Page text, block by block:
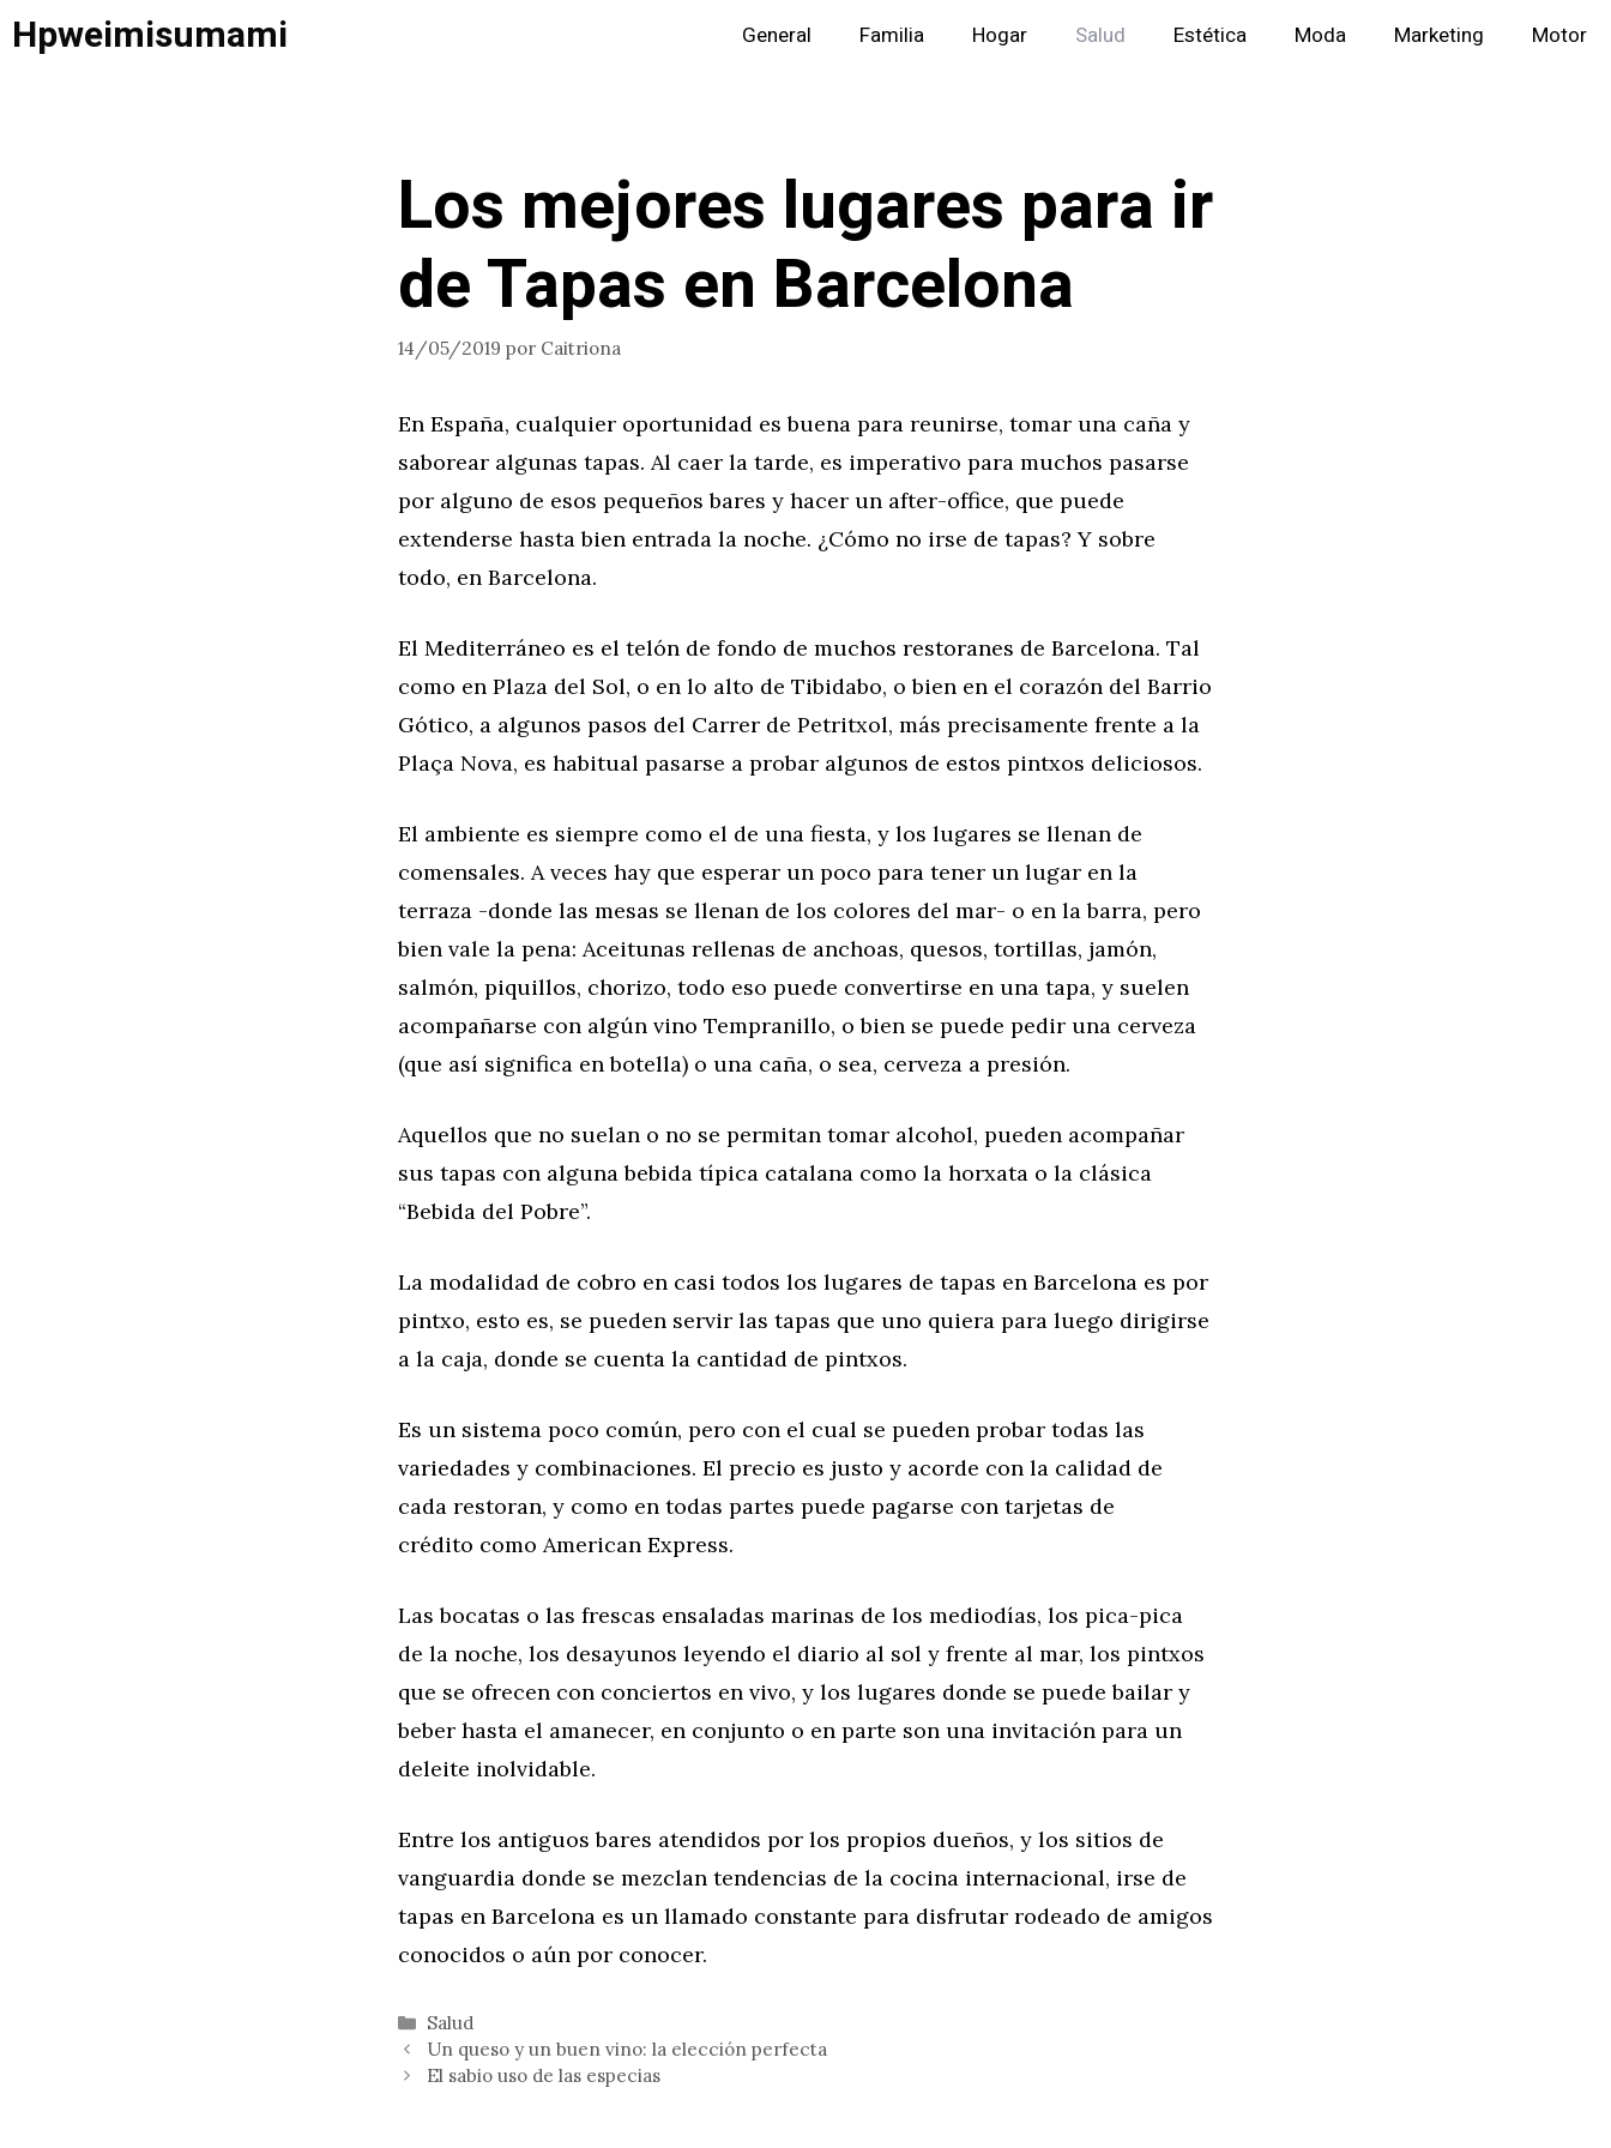
Saltar
alHpweimisumami General Familia Hogar Salud Estética Moda Marketing Motor
Los mejores lugares para ir
de Tapas en Barcelona
14/05/2019 por Caitriona
En España, cualquier oportunidad es buena para reunirse, tomar una caña y
saborear algunas tapas. Al caer la tarde, es imperativo para muchos pasarse
por alguno de esos pequeños bares y hacer un after-office, que puede
extenderse hasta bien entrada la noche. ¿Cómo no irse de tapas? Y sobre
todo, en Barcelona.
El Mediterráneo es el telón de fondo de muchos restoranes de Barcelona. Tal
como en Plaza del Sol, o en lo alto de Tibidabo, o bien en el corazón del Barrio
Gótico, a algunos pasos del Carrer de Petritxol, más precisamente frente a la
Plaça Nova, es habitual pasarse a probar algunos de estos pintxos deliciosos.
El ambiente es siempre como el de una fiesta, y los lugares se llenan de
comensales. A veces hay que esperar un poco para tener un lugar en la
terraza -donde las mesas se llenan de los colores del mar- o en la barra, pero
bien vale la pena: Aceitunas rellenas de anchoas, quesos, tortillas, jamón,
salmón, piquillos, chorizo, todo eso puede convertirse en una tapa, y suelen
acompañarse con algún vino Tempranillo, o bien se puede pedir una cerveza
(que así significa en botella) o una caña, o sea, cerveza a presión.
Aquellos que no suelan o no se permitan tomar alcohol, pueden acompañar
sus tapas con alguna bebida típica catalana como la horxata o la clásica
“Bebida del Pobre”.
La modalidad de cobro en casi todos los lugares de tapas en Barcelona es por
pintxo, esto es, se pueden servir las tapas que uno quiera para luego dirigirse
a la caja, donde se cuenta la cantidad de pintxos.
Es un sistema poco común, pero con el cual se pueden probar todas las
variedades y combinaciones. El precio es justo y acorde con la calidad de
cada restoran, y como en todas partes puede pagarse con tarjetas de
crédito como American Express.
Las bocatas o las frescas ensaladas marinas de los mediodías, los pica-pica
de la noche, los desayunos leyendo el diario al sol y frente al mar, los pintxos
que se ofrecen con conciertos en vivo, y los lugares donde se puede bailar y
beber hasta el amanecer, en conjunto o en parte son una invitación para un
deleite inolvidable.
Entre los antiguos bares atendidos por los propios dueños, y los sitios de
vanguardia donde se mezclan tendencias de la cocina internacional, irse de
tapas en Barcelona es un llamado constante para disfrutar rodeado de amigos
conocidos o aún por conocer.
Categorías
Salud
Un queso y un buen vino: la elección perfecta
El sabio uso de las especias